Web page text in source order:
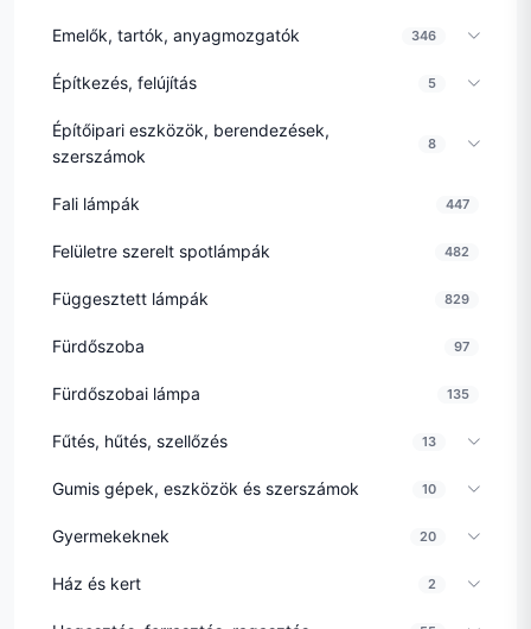
Emelők, tartók, anyagmozgatók 346
Építkezés, felújítás 5
Építőipari eszközök, berendezések,
szerszámok
8
Fali lámpák 447
Felületre szerelt spotlámpák 482
Függesztett lámpák 829
Fürdőszoba 97
Fürdőszobai lámpa 135
Fűtés, hűtés, szellőzés 13
Gumis gépek, eszközök és szerszámok 10
Gyermekeknek 20
Ház és kert 2